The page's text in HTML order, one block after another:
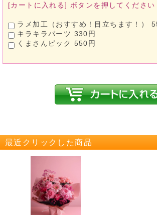
[カートに入れる] ボタンを押してください
ラメ加工（おすすめ！目立ちます！）
キラキラパーツ 330円
くまさんピック 550円
最近クリックした商品